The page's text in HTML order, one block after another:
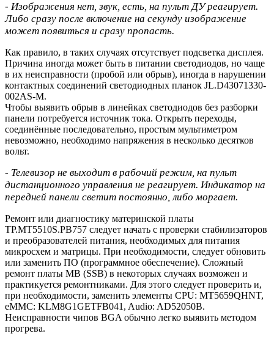
- Изображения нет, звук, есть, на пульт ДУ реагирует.
Либо сразу после включение на секунду изображение
может появиться и сразу пропасть.
Как правило, в таких случаях отсутствует подсветка дисплея.
Причина иногда может быть в питании светодиодов, но чаще
в их неисправности (пробой или обрыв), иногда в нарушении
контактных соединений светодиодных планок JL.D43071330-
002AS-M.
Чтобы выявить обрыв в линейках светодиодов без разборки
панели потребуется источник тока. Открыть переходы,
соединённые последовательно, простым мультиметром
невозможно, необходимо напряжения в несколько десятков
вольт.
- Телевизор не выходит в рабочий режим, на пульт
дистанционного управления не реагирует. Индикатор на
передней панели светит постоянно, либо моргает.
Ремонт или диагностику материнской платы
TP.MT5510S.PB757 следует начать с проверки стабилизаторов
и преобразователей питания, необходимых для питания
микросхем и матрицы. При необходимости, следует обновить
или заменить ПО (программное обеспечение). Сложный
ремонт платы MB (SSB) в некоторых случаях возможен и
практикуется ремонтниками. Для этого следует проверить и,
при необходимости, заменить элементы CPU: MT5659QHNT,
eMMC: KLM8G1GETFB041, Audio: AD52050B.
Неисправности чипов BGA обычно легко выявить методом
прогрева.